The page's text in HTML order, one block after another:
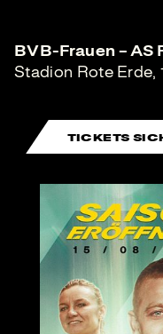
BVB-Frauen – AS
Stadion Rote Erde,
TICKETS